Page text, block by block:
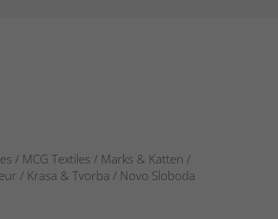
/ MCG Textiles / Marks & Katten /
/ Krasa & Tvorba / Novo Sloboda